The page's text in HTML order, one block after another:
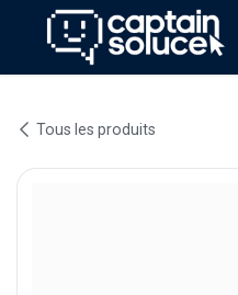
Se rendre au contenu
Tous les produits